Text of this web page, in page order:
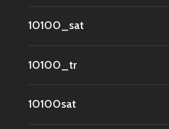
10100_sat
10100_tr
10100sat